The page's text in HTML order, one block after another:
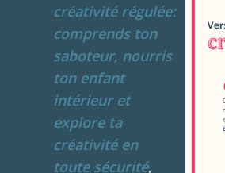
créativité régulée:
comprends ton
saboteur, nourris
ton enfant
intérieur et
explore ta
créativité en
toute sécurité,